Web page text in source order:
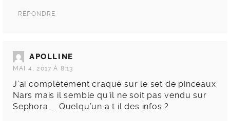
RÉPONDRE
APOLLINE
MAI 4, 2017 À 8:13
J’ai complètement craqué sur le set de pinceaux
Nars mais il semble qu’il ne soit pas vendu sur
Sephora …. Quelqu’un a t il des infos ?